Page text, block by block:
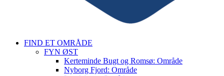
FIND ET OMRÅDE
FYN ØST
Kerteminde Bugt og Romsø: Område
Nyborg Fjord: Område